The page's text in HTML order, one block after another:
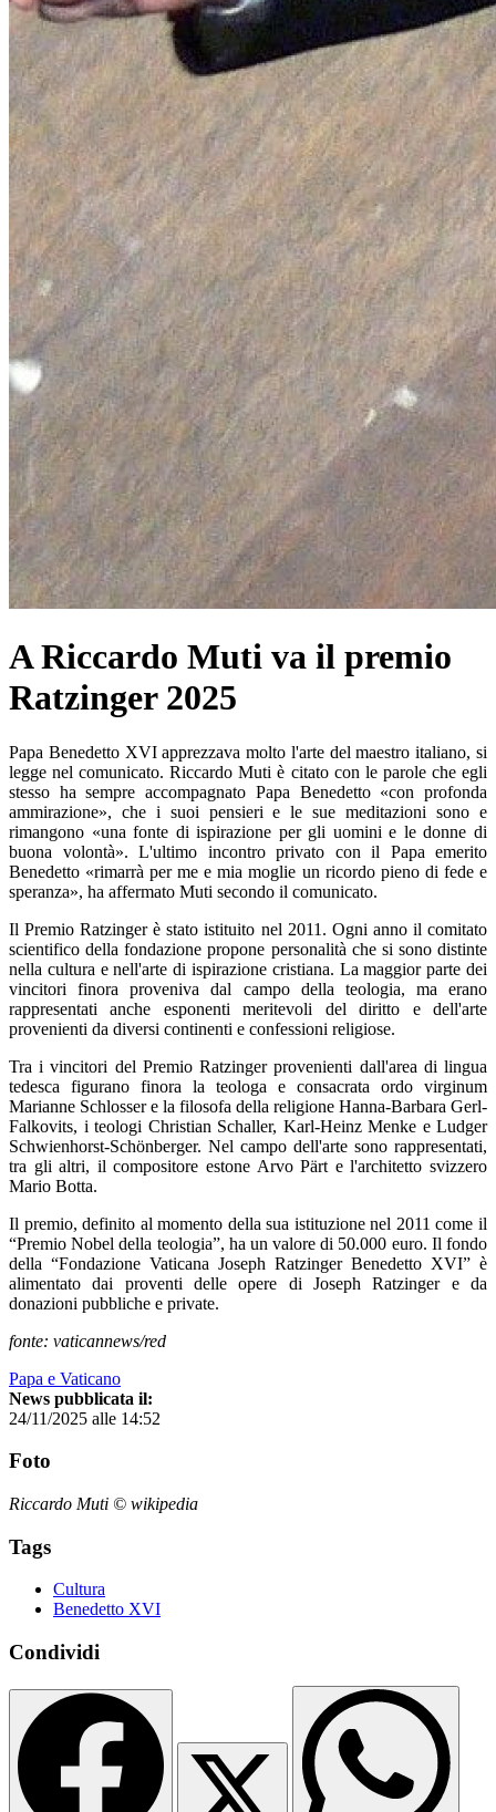
A Riccardo Muti va il premio
Ratzinger 2025
Papa Benedetto XVI apprezzava molto l'arte del maestro italiano, si
legge nel comunicato. Riccardo Muti è citato con le parole che egli
stesso ha sempre accompagnato Papa Benedetto «con profonda
ammirazione», che i suoi pensieri e le sue meditazioni sono e
rimangono «una fonte di ispirazione per gli uomini e le donne di
buona volontà». L'ultimo incontro privato con il Papa emerito
Benedetto «rimarrà per me e mia moglie un ricordo pieno di fede e
speranza», ha affermato Muti secondo il comunicato.
Il Premio Ratzinger è stato istituito nel 2011. Ogni anno il comitato
scientifico della fondazione propone personalità che si sono distinte
nella cultura e nell'arte di ispirazione cristiana. La maggior parte dei
vincitori finora proveniva dal campo della teologia, ma erano
rappresentati anche esponenti meritevoli del diritto e dell'arte
provenienti da diversi continenti e confessioni religiose.
Tra i vincitori del Premio Ratzinger provenienti dall'area di lingua
tedesca figurano finora la teologa e consacrata ordo virginum
Marianne Schlosser e la filosofa della religione Hanna-Barbara Gerl-
Falkovits, i teologi Christian Schaller, Karl-Heinz Menke e Ludger
Schwienhorst-Schönberger. Nel campo dell'arte sono rappresentati,
tra gli altri, il compositore estone Arvo Pärt e l'architetto svizzero
Mario Botta.
Il premio, definito al momento della sua istituzione nel 2011 come il
“Premio Nobel della teologia”, ha un valore di 50.000 euro. Il fondo
della “Fondazione Vaticana Joseph Ratzinger Benedetto XVI” è
alimentato dai proventi delle opere di Joseph Ratzinger e da
donazioni pubbliche e private.
fonte: vaticannews/red
Papa e Vaticano
News pubblicata il:
24/11/2025 alle 14:52
Foto
Riccardo Muti © wikipedia
Tags
Cultura
Benedetto XVI
Condividi